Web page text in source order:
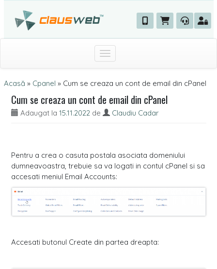
Toggle navigation
Acasă » Cpanel » Cum se creaza un cont de email din cPanel
Cum se creaza un cont de email din cPanel
Adaugat la 15.11.2022de Claudiu Cadar
Pentru a crea o casuta postala asociata domeniului
dumneavoastra, trebuie sa va logati in contul cPanel si sa
accesati meniul Email Accounts:
Accesati butonul Create din partea dreapta: